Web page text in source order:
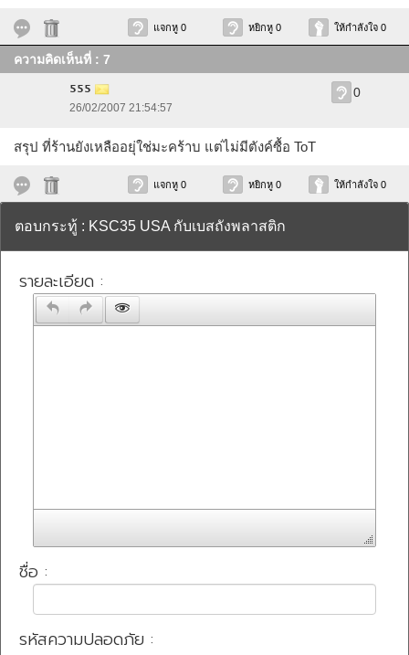
แจกหู 0 หยิกหู 0 ให้กำลังใจ 0
ความคิดเห็นที่ : 7
555
26/02/2007 21:54:57
0
สรุป ที่ร้านยังเหลืออยุ่ใช่มะคร้าบ แต่ไม่มีตังค์ซื้อ ToT
แจกหู 0 หยิกหู 0 ให้กำลังใจ 0
ตอบกระทู้ : KSC35 USA กับเบสถังพลาสติก
รายละเอียด :
ชื่อ :
รหัสความปลอดภัย :